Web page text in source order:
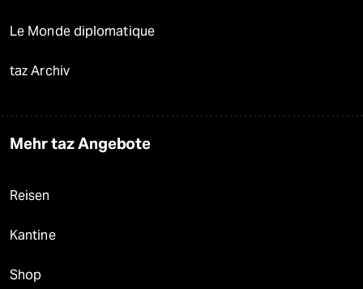
Le Monde diplomatique
taz Archiv
Mehr taz Angebote
Reisen
Kantine
Shop